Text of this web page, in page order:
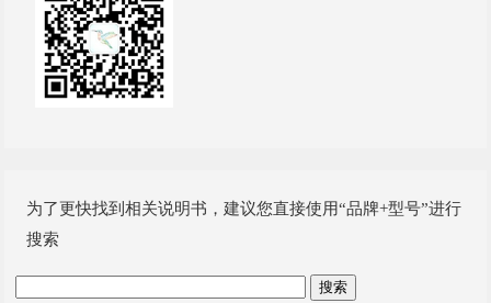
为了更快找到相关说明书，建议您直接使用“品牌+型号”进行
搜索